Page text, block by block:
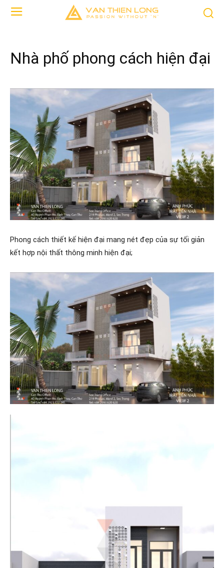
Nhà phố phong cách hiện đại
Phong cách thiết kế hiện đại mang nét đẹp của sự tối giản
kết hợp nội thất thông minh hiện đại;